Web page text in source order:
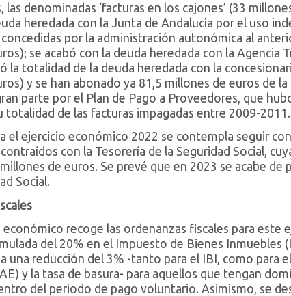
las denominadas ‘facturas en los cajones’ (33
heredada con la Junta de Andalucía por el uso
por la administración autonómica al
se acabó con la deuda heredada con la Agencia
la totalidad de la deuda heredada con la
y se han abonado ya 81,5 millones de euros de
parte por el Plan de Pago a Proveedores, que
totalidad de las facturas impagadas entre 2009-2011.
el ejercicio económico 2022 se contempla seguir
con la Tesorería de la Seguridad Social,
de euros. Se prevé que en 2023 se acabe de
Social.
recoge las ordenanzas fiscales para este
del 20% en el Impuesto de Bienes Inmuebles
una reducción del 3% -tanto para el IBI, como para
y la tasa de basura- para aquellos que tengan
del periodo de pago voluntario. Asimismo, se